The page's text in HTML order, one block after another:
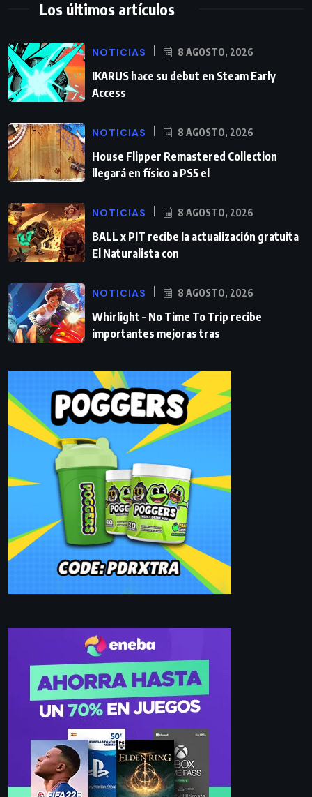
Los últimos artículos
NOTICIAS 8 AGOSTO, 2026
IKARUS hace su debut en Steam Early
Access
NOTICIAS 8 AGOSTO, 2026
House Flipper Remastered Collection
llegará en físico a PS5 el
NOTICIAS 8 AGOSTO, 2026
BALL x PIT recibe la actualización gratuita
El Naturalista con
NOTICIAS 8 AGOSTO, 2026
Whirlight – No Time To Trip recibe
importantes mejoras tras